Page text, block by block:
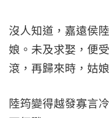
沒人知道，嘉遠侯
娘。未及求娶，便
滾，再歸來時，姑
陸筠變得越發寡言